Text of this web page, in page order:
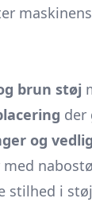
brun støj
der
og
stilhed i